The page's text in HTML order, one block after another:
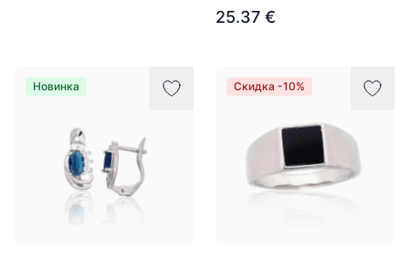
25.37 €
Новинка Скидка -10%